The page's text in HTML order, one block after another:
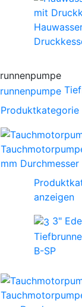
Produktkategorie
mm Durchmesser
anzeigen
3"
B-SP